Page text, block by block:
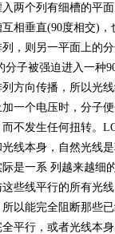
两个列有细槽的平面
相垂直(90度相交)
列，则另一平面上的
分子被强迫进入一种
方向传播，所以光
一个电压时，分子
不发生任何扭转。
线本身，自然光线
是一系 列越来越细
些线平行的所有光
以能完全阻断那些
平行，或者光线本